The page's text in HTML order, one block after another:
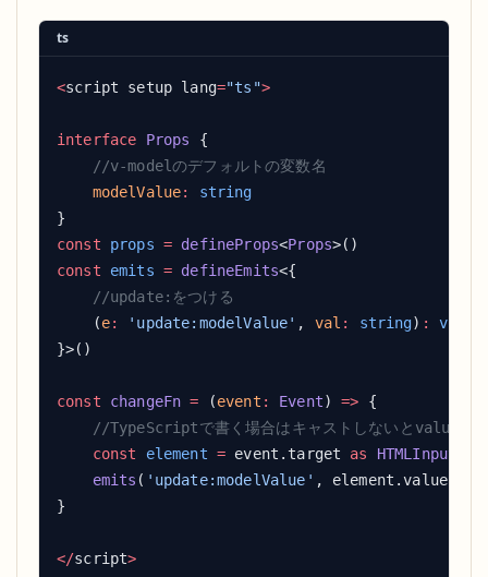
ts
<script setup lang="ts" >
interface Props
    modelValue
:
const props = defineProps<Props
const emits = defineEmits
    (
e: 'update:modelValue' , val : string) :
const changeFn = (event : Event) =>
    const
element = event.target as
    emits
( 'update:modelValue'
</script